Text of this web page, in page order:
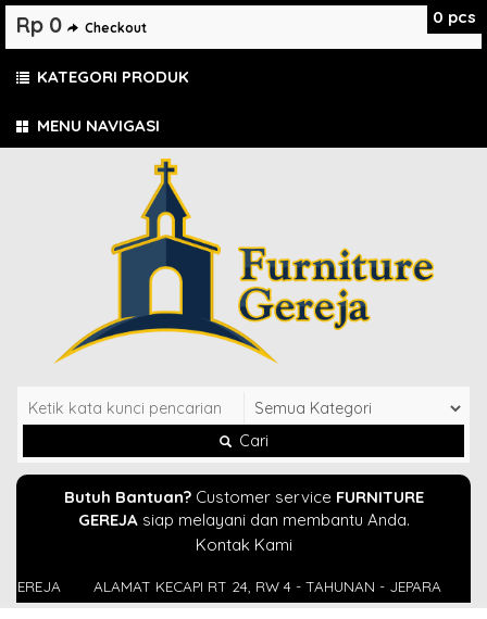
MENU NAVIGASI
Cari
Butuh Bantuan?Customer service FURNITURE
GEREJAsiap melayani dan membantu Anda.
Kontak Kami
ALAMAT KECAPI RT 24, RW 4 - TAHUNAN - JEPARA
0 pcs
Rp 0 Checkout
KATEGORI PRODUK